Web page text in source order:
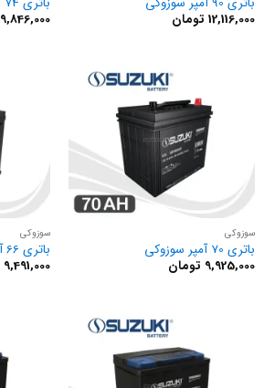
12,116,000 تومان
9,846,000
سوزوکی
باتری 70 آمپر سوزوکی
9,925,000 تومان
سوزوکی
باتری 66 آمپر سوزوکی
9,491,000